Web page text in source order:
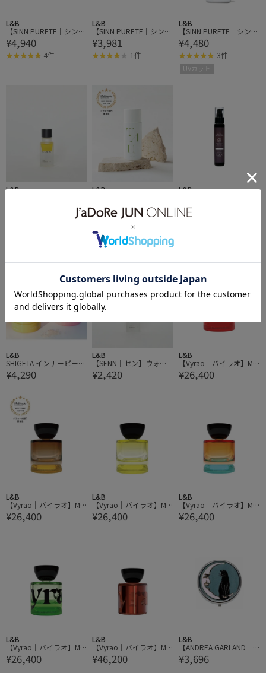
L&B
【SINN PURETE｜シンピ
ュルテ】ピュアブースタ
ーオイル a
¥4,940
4件
L&B
【SINN PURETE｜シンピ
ュルテ】マインドフル フ
レグランス ノンアルコー
ル Passionate Awakenin
¥3,981
1件
L&B
【SINN PURETE｜シンピ
ュルテ】パーフェクト U
Vミルク プロテクション
a
¥4,480
3件
UVカット
L&B
ターオイルバランサー 3
L&B
LMING OIL モイストカー
ミングオイル
¥4,620
L&B
DUCTS｜ステップボーン
カットプロダクツ】SBC
¥4,290
L&B
SHIGETA インナーピース
バスソルト
¥4,290
L&B
【SENN｜セン】ウォー
ターオイルバランサー 1
10ml
¥2,420
L&B
【Vyrao｜バイラオ】Min
i Woo Georgette ミニウ
ー ジョーゼット
¥26,400
L&B
【Vyrao｜バイラオ】Min
i Woo Magnetic 70 ミニ
ウー マグネティック70
¥26,400
L&B
【Vyrao｜バイラオ】Min
i Woo Sun Rae ミニウー
サンラエ
¥26,400
L&B
【Vyrao｜バイラオ】Min
i Woo Free00 ミニウー
フリー00
¥26,400
L&B
【Vyrao｜バイラオ】Min
i Woo I am Verdant ミニ
ウー アイ・アム・ヴァー
¥26,400
L&B
【Vyrao｜バイラオ】Ma
majuju ママジュジュ
¥46,200
L&B
【ANDREA GARLAND｜
アンドレアガーランド】
アロマリップ&ネイルバ
¥3,696